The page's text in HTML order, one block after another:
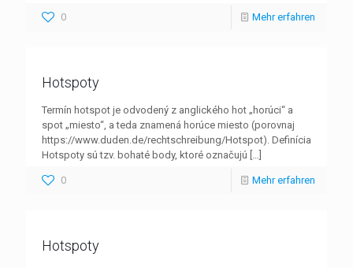
0 Mehr erfahren
Hotspoty
Termín hotspot je odvodený z anglického hot „horúci“ a
spot „miesto“, a teda znamená horúce miesto (porovnaj
https://www.duden.de/rechtschreibung/Hotspot). Definícia
Hotspoty sú tzv. bohaté body, ktoré označujú […]
0 Mehr erfahren
Hotspoty